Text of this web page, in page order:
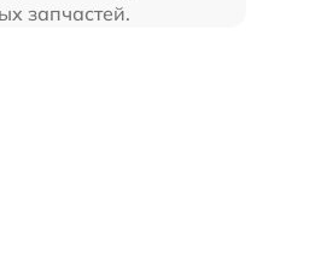
запчастей.